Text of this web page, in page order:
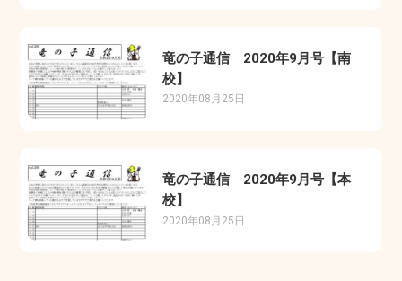
竜の子通信 2020年9月号【南
校】
2020年08月25日
竜の子通信 2020年9月号【本
校】
2020年08月25日